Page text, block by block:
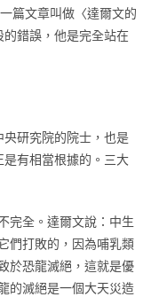
篇文章叫做〈達爾文的
錯誤，他是完全站在
研究院的院士，也是
有相當根據的。三大
完全。達爾文說：中生
們打敗的，因為哺乳類
於恐龍滅絕，這就是優
的滅絕是一個大天災造